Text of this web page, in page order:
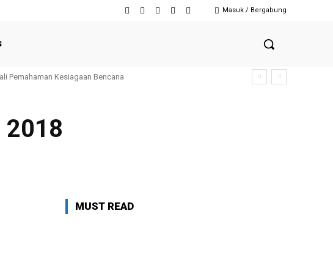
Masuk / Bergabung
Pemahaman Kesiagaan Bencana
2018
MUST READ